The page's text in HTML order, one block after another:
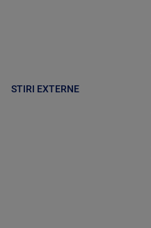
STIRI EXTERNE